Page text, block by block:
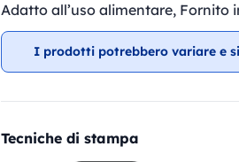
Adatto all’uso alimentare, Fornito
I prodotti potrebbero variare e
Tecniche di stampa